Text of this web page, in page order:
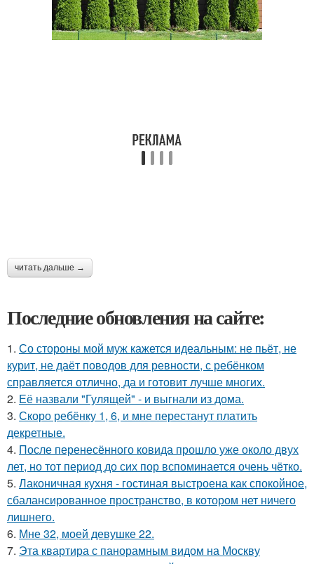
читать дальше →
Последние обновления на сайте:
1. Со стороны мой муж кажется идеальным: не пьёт, не
курит, не даёт поводов для ревности, с ребёнком
справляется отлично, да и готовит лучше многих.
2. Её назвали "Гулящей" - и выгнали из дома.
3. Скоро ребёнку 1, 6, и мне перестанут платить
декретные.
4. После перенесённого ковида прошло уже около двух
лет, но тот период до сих пор вспоминается очень чётко.
5. Лаконичная кухня - гостиная выстроена как спокойное,
сбалансированное пространство, в котором нет ничего
лишнего.
6. Мне 32, моей девушке 22.
7. Эта квартира с панорамным видом на Москву